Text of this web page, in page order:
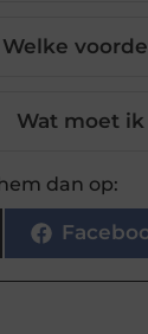
Welke
Wat moet
dan op: